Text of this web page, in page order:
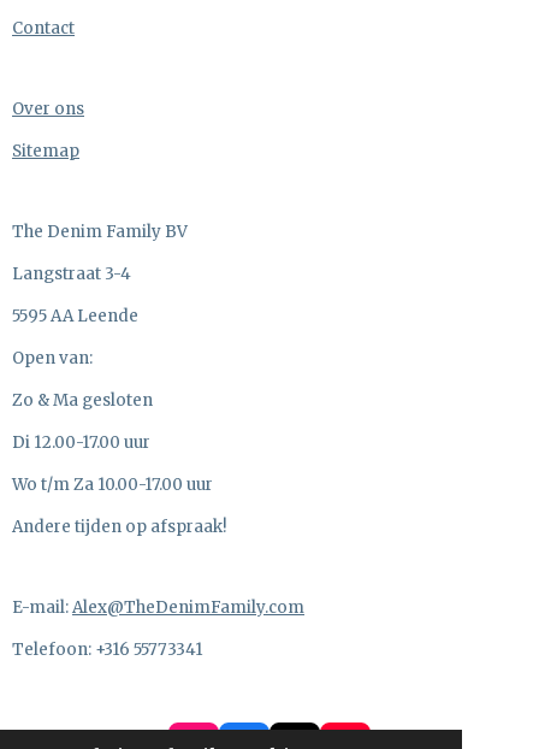
Contact
Over ons
Sitemap
The Denim Family BV
Langstraat 3-4
5595 AA Leende
Open van:
Zo & Ma gesloten
Di 12.00-17.00 uur
Wo t/m Za 10.00-17.00 uur
Andere tijden op afspraak!
E-mail:Alex@TheDenimFamily.com
Telefoon: +316 55773341